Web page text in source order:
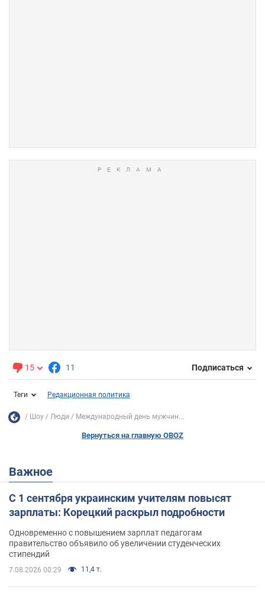
15 11 Подписаться
Теги Редакционная политика
Шоу Люди Международный день мужчин...
Вернуться на главную OBOZ
Важное
С 1 сентября украинским учителям повысят
зарплаты: Корецкий раскрыл подробности
Одновременно с повышением зарплат педагогам
правительство объявило об увеличении студенческих
стипендий
7.08.2026 00:29 11,4 т.